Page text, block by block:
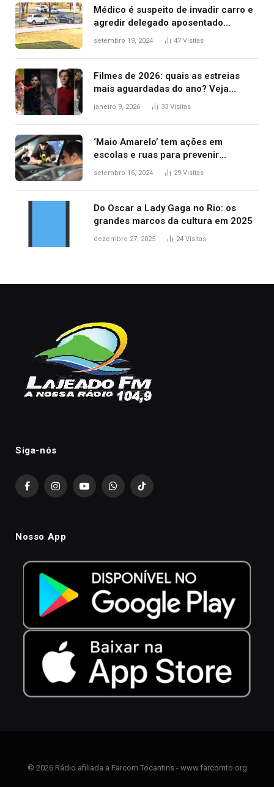
Médico é suspeito de invadir carro e
agredir delegado aposentado
durante confusão no trânsito
setembro 19, 2024 47 Visitas
Filmes de 2026: quais as estreias
mais aguardadas do ano? Veja
principais lançamentos do cinema
janeiro 9, 2026 33 Visitas
‘Maio Amarelo’ tem ações em
escolas e ruas para prevenir
acidentes no trânsito no AP
setembro 16, 2024 29 Visitas
Do Oscar a Lady Gaga no Rio: os
grandes marcos da cultura em 2025
dezembro 27, 2025 24 Visitas
Siga-nós
FacebookInstagramYouTubeWhatsAppTikTok
Nosso App
© 2026 Rádio afiliada a Farcom Tocantins - www.farcomto.org